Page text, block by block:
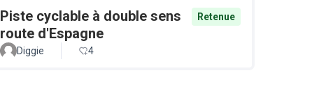
Piste cyclable à double sens
route d'Espagne
Retenue
Diggie 4